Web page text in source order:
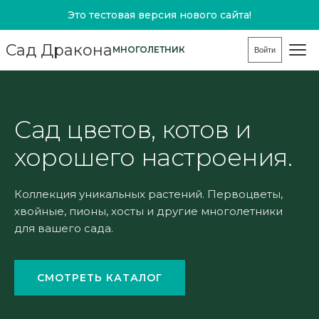
Это тестовая версия нового сайта!
Сад Дракона МНОГОЛЕТНИК Войти
Сад цветов, котов и
хорошего настроения.
Коллекция уникальных растений. Первоцветы,
хвойные, пионы, хосты и другие многолетники
для вашего сада.
СМОТРЕТЬ КАТАЛОГ